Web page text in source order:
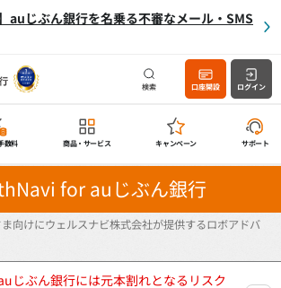
auじぶん銀行を名乗る不審なメール・SMS
検索 口座開設 ログイン
数料 商品・サービス キャンペーン サポート
for auじぶん銀行
向けにウェルスナビ株式会社が提供するロボアドバ
じぶん銀行には元本割れとなるリスク